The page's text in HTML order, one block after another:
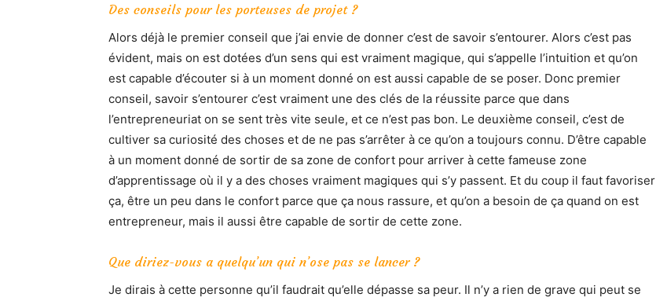
Des conseils pour les porteuses de projet ?
Alors déjà le premier conseil que j’ai envie de donner c’est de savoir s’entourer. Alors c’est pas
évident, mais on est dotées d’un sens qui est vraiment magique, qui s’appelle l’intuition et qu’on
est capable d’écouter si à un moment donné on est aussi capable de se poser. Donc premier
conseil, savoir s’entourer c’est vraiment une des clés de la réussite parce que dans
l’entrepreneuriat on se sent très vite seule, et ce n’est pas bon. Le deuxième conseil, c’est de
cultiver sa curiosité des choses et de ne pas s’arrêter à ce qu’on a toujours connu. D’être capable
à un moment donné de sortir de sa zone de confort pour arriver à cette fameuse zone
d’apprentissage où il y a des choses vraiment magiques qui s’y passent. Et du coup il faut favoriser
ça, être un peu dans le confort parce que ça nous rassure, et qu’on a besoin de ça quand on est
entrepreneur, mais il aussi être capable de sortir de cette zone.
Que diriez-vous a quelqu’un qui n’ose pas se lancer ?
Je dirais à cette personne qu’il faudrait qu’elle dépasse sa peur. Il n’y a rien de grave qui peut se